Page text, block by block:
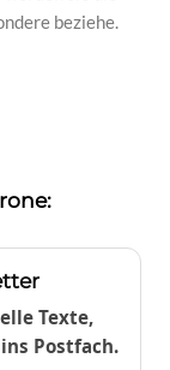
beziehe.
Texte,
Postfach.